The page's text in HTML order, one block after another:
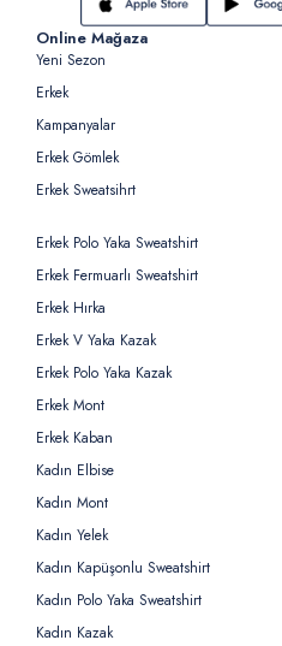
Online Mağaza
Yeni Sezon
Erkek
Kampanyalar
Erkek Gömlek
Erkek Sweatsihrt
Erkek Polo Yaka Sweatshirt
Erkek Fermuarlı Sweatshirt
Erkek Hırka
Erkek V Yaka Kazak
Erkek Polo Yaka Kazak
Erkek Mont
Erkek Kaban
Kadın Elbise
Kadın Mont
Kadın Yelek
Kadın Kapüşonlu Sweatshirt
Kadın Polo Yaka Sweatshirt
Kadın Kazak